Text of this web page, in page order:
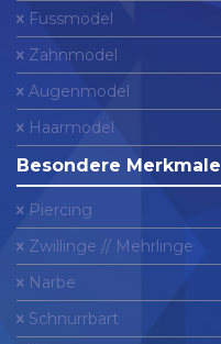
Fussmodel
Zahnmodel
Augenmodel
Haarmodel
Besondere Merkmale
Piercing
Zwillinge // Mehrlinge
Narbe
Schnurrbart